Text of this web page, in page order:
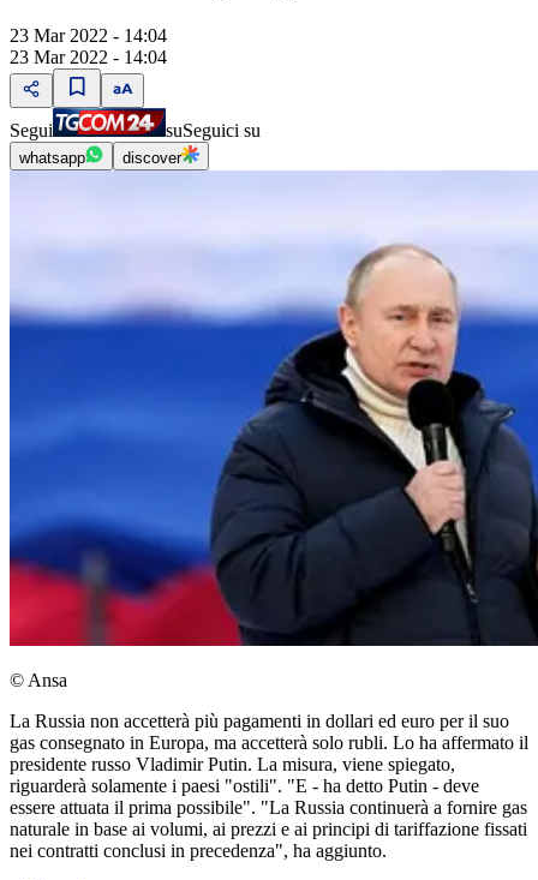
23 Mar 2022 - 14:04
23 Mar 2022 - 14:04
Segui suSeguici su
whatsapp discover
© Ansa
La Russia non accetterà più pagamenti in dollari ed euro per il suo
gas consegnato in Europa, ma accetterà solo rubli. Lo ha affermato il
presidente russo Vladimir Putin. La misura, viene spiegato,
riguarderà solamente i paesi "ostili". "E - ha detto Putin - deve
essere attuata il prima possibile". "La Russia continuerà a fornire gas
naturale in base ai volumi, ai prezzi e ai principi di tariffazione fissati
nei contratti conclusi in precedenza", ha aggiunto.